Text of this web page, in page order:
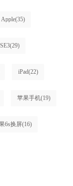
Apple(35)
(29)
iPad(22)
苹果手机(19)
6s换屏(16)